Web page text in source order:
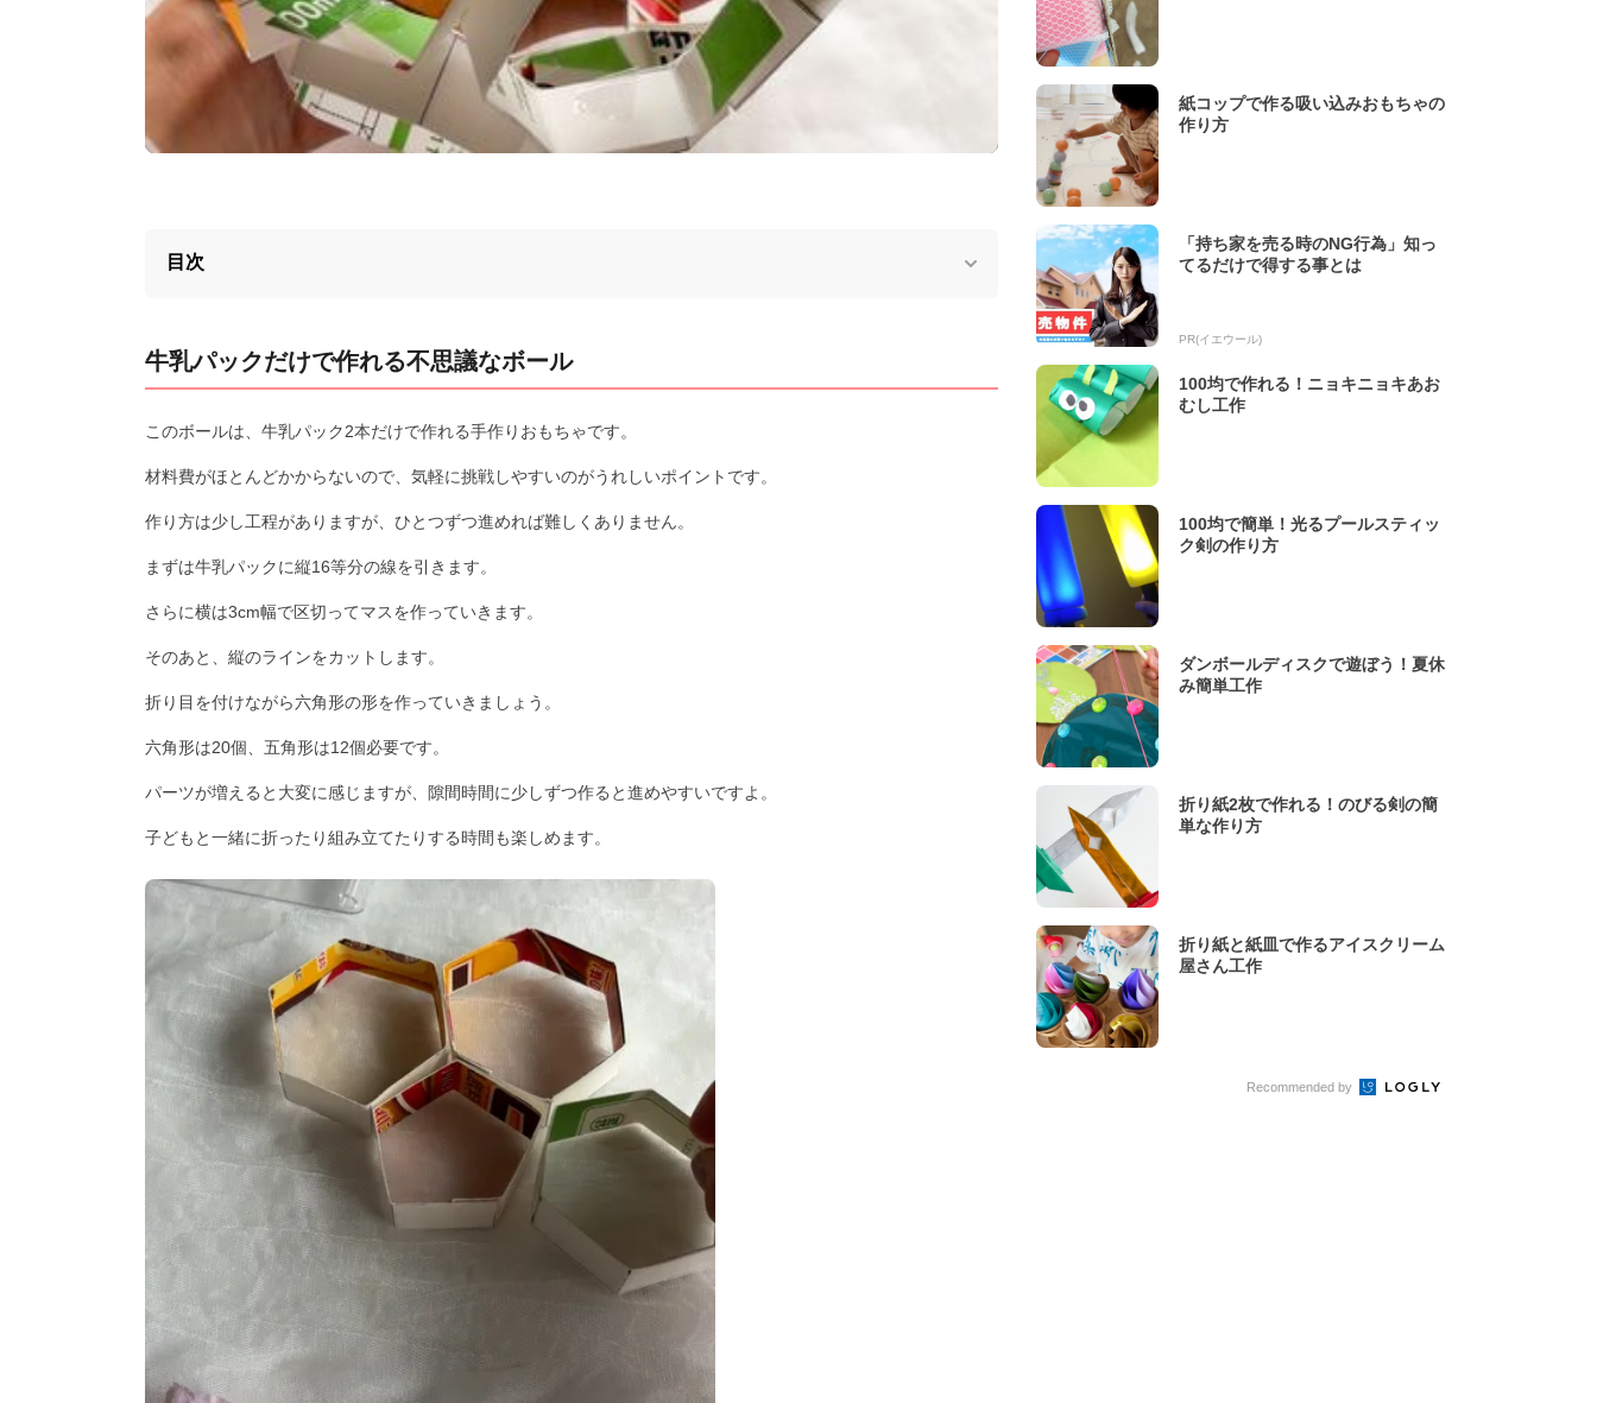
i
d
目次
牛乳パックだけで作れる不思議なボール
このボールは、牛乳パック2本だけで作れる手作りおもちゃです。
材料費がほとんどかからないので、気軽に挑戦しやすいのがうれしいポイントです。
作り方は少し工程がありますが、ひとつずつ進めれば難しくありません。
まずは牛乳パックに縦16等分の線を引きます。
さらに横は3cm幅で区切ってマスを作っていきます。
そのあと、縦のラインをカットします。
折り目を付けながら六角形の形を作っていきましょう。
六角形は20個、五角形は12個必要です。
パーツが増えると大変に感じますが、隙間時間に少しずつ作ると進めやすいですよ。
子どもと一緒に折ったり組み立てたりする時間も楽しめます。
紙コップで作る吸い込みおもちゃの
作り方
「持ち家を売る時のNG行為」知っ
てるだけで得する事とは
PR(イエウール)
100均で作れる！ニョキニョキあお
むし工作
100均で簡単！光るプールスティッ
ク剣の作り方
ダンボールディスクで遊ぼう！夏休
み簡単工作
折り紙2枚で作れる！のびる剣の簡
単な作り方
折り紙と紙皿で作るアイスクリーム
屋さん工作
Recommended by